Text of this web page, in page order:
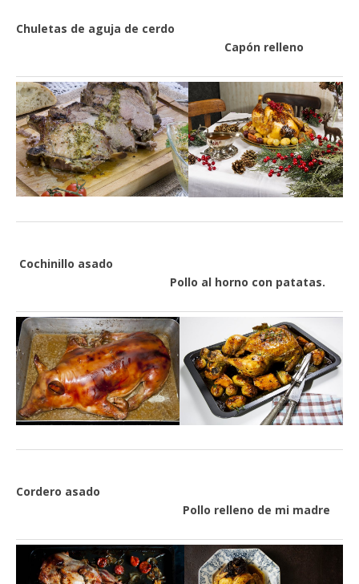
Chuletas de aguja de cerdo
Capón relleno
Cochinillo asado
Pollo al horno con patatas.
Cordero asado
Pollo relleno de mi madre